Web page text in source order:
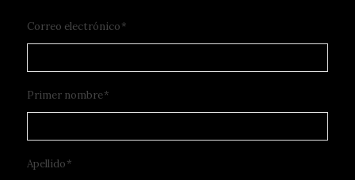
Correo electrónico*
Primer nombre*
Apellido*